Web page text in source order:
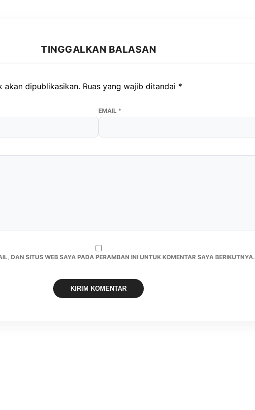
TINGGALKAN BALASAN
akan dipublikasikan. Ruas yang wajib ditandai *
EMAIL *
DAN SITUS WEB SAYA PADA PERAMBAN INI UNTUK KOMENTAR SAYA BERIKUTNYA.